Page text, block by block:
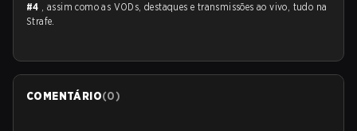
#4 , assim como as VODs, destaques e transmissões ao vivo, tudo na
Strafe.
COMENTÁRIO(0)